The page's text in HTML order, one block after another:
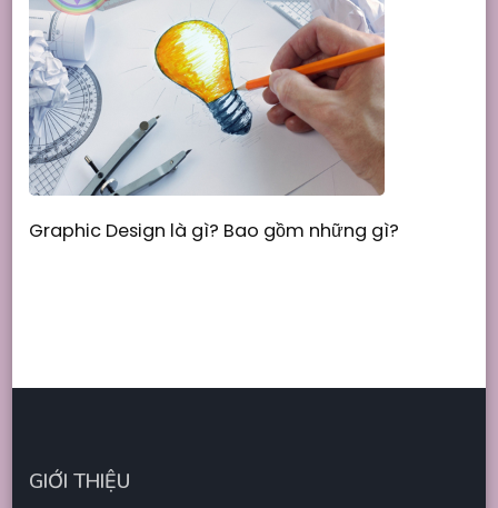
Graphic Design là gì? Bao gồm những gì?
GIỚI THIỆU